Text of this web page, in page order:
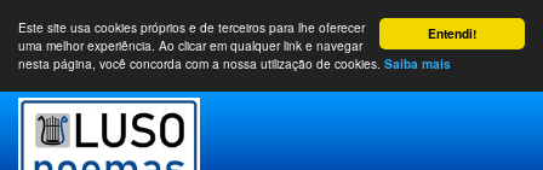
Entendi!
Este site usa cookies próprios e de terceiros para lhe oferecer
uma melhor experiência. Ao clicar em qualquer link e navegar
nesta página, você concorda com a nossa utilização de cookies. Saiba mais